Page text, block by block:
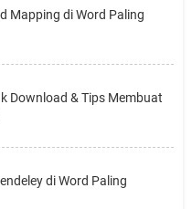
Mapping di Word Paling
Download & Tips Membuat
di Word Paling